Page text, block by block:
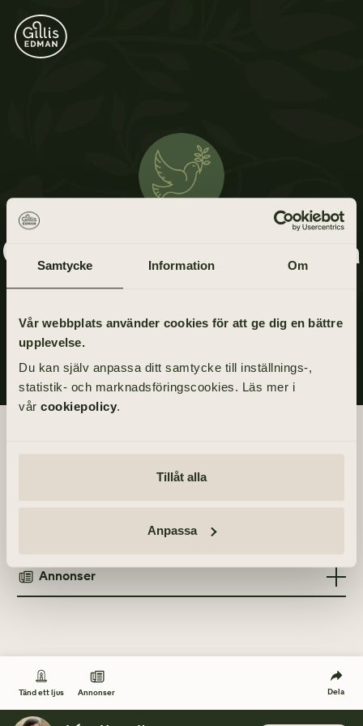
Samtycke Information Om
Vår webbplats använder cookies för att ge dig en bättre
upplevelse.
Du kan själv anpassa ditt samtycke till inställnings-,
statistik- och marknadsföringscookies. Läs mer i
vår cookiepolicy.
Tillåt alla
Anpassa
Grethe Buus Sörensen
Tänd ett ljus Annonser Dela
Akten äger rum inom kretsen av de närmaste.
TÄND ETT LJUS
Annonser
Göteborgs-Posten
2 maj 2021